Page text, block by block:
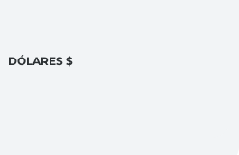
DÓLARES $